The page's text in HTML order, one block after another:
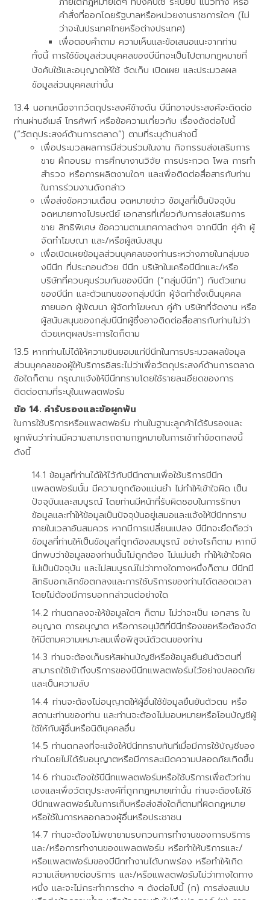
คำสั่งที่ออกโดยรัฐบาลหรือหน่วยงานราชการใดๆ (ไม่
ว่าจะในประเทศไทยหรือต่างประเทศ)
เพื่อตอบคำถาม ความเห็นและข้อเสนอแนะจากท่าน
ทั้งนี้ การใช้ข้อมูลส่วนบุคคลของบีนีทจะเป็นไปตามกฎหมายที่
บังคับใช้และอนุญาตให้ใช้ จัดเก็บ เปิดเผย และประมวลผล
ข้อมูลส่วนบุคคลเท่านั้น
นอกเหนือจากวัตถุประสงค์ข้างต้น บีนีทอาจประสงค์จะติดต่อ
ท่านผ่านอีเมล์ โทรศัพท์ หรือข้อความเกี่ยวกับ เรื่องดังต่อไปนี้
(“วัตถุประสงค์ด้านการตลาด”) ตามที่ระบุด้านล่างนี้
เพื่อประมวลผลการมีส่วนร่วมในงาน กิจกรรมส่งเสริมการ
ขาย ฝึกอบรม การศึกษางานวิจัย การประกวด โพล การทำ
สำรวจ หรือการผลิตงานใดๆ และเพื่อติดต่อสื่อสารกับท่าน
ในการร่วมงานดังกล่าว
เพื่อส่งข้อความเตือน จดหมายข่าว ข้อมูลที่เป็นปัจจุบัน
จดหมายทางไปรษณีย์ เอกสารที่เกี่ยวกับการส่งเสริมการ
ขาย สิทธิพิเศษ ข้อความตามเทศกาลต่างๆ จากบีนีท คู่ค้า ผู้
จัดทำโฆษณา และ/หรือผู้สนับสนุน
เพื่อเปิดเผยข้อมูลส่วนบุคคลของท่านระหว่างภายในกลุ่มขอ
งบีนีท ที่ประกอบด้วย บีนีท บริษัทในเครือบีนีทและ/หรือ
บริษัทที่ควบคุมร่วมกันของบีนีท (“กลุ่มบีนีท”) กับตัวแทน
ของบีนีท และตัวแทนของกลุ่มบีนีท ผู้จัดทำซึ่งเป็นบุคคล
ภายนอก ผู้พัฒนา ผู้จัดทำโฆษณา คู่ค้า บริษัทที่จัดงาน หรือ
ผู้สนับสนุนของกลุ่มบีนีทผู้ซึ่งอาจติดต่อสื่อสารกับท่านไม่ว่า
ด้วยเหตุผลประการใดก็ตาม
หากท่านไม่ได้ให้ความยินยอมแก่บีนีทในการประมวลผลข้อมูล
ส่วนบุคคลของผู้ให้บริการอิสระไม่ว่าเพื่อวัตถุประสงค์ด้านการตลาด
ข้อใดก็ตาม กรุณาแจ้งให้บีนีททราบโดยใช้รายละเอียดของการ
ติดต่อตามที่ระบุในแพลตฟอร์ม
คำรับรองและข้อผูกพัน
ในการใช้บริการหรือแพลตฟอร์ม ท่านในฐานะลูกค้าได้รับรองและ
ผูกพันว่าท่านมีความสามารถตามกฎหมายในการเข้าทำข้อตกลงนี้
ดังนี้
ข้อมูลที่ท่านได้ให้ไว้กับบีนีทตามเพื่อใช้บริการบีนีท
แพลตฟอร์มนั้น มีความถูกต้องแม่นยำ ไม่ทำให้เข้าใจผิด เป็น
ปัจจุบันและสมบูรณ์ โดยท่านมีหน้าที่รับผิดชอบในการรักษา
ข้อมูลและทำให้ข้อมูลเป็นปัจจุบันอยู่เสมอและแจ้งให้บีนีททราบ
ภายในเวลาอันสมควร หากมีการเปลี่ยนแปลง บีนีทจะยึดถือว่า
ข้อมูลที่ท่านให้เป็นข้อมูลที่ถูกต้องสมบูรณ์ อย่างไรก็ตาม หากบี
นีทพบว่าข้อมูลของท่านนั้นไม่ถูกต้อง ไม่แม่นยำ ทำให้เข้าใจผิด
ไม่เป็นปัจจุบัน และไม่สมบูรณ์ไม่ว่าทางใดทางหนึ่งก็ตาม บีนีทมี
สิทธิบอกเลิกข้อตกลงและการใช้บริการของท่านได้ตลอดเวลา
โดยไม่ต้องมีการบอกกล่าวแต่อย่างใด
ท่านตกลงจะให้ข้อมูลใดๆ ก็ตาม ไม่ว่าจะเป็น เอกสาร ใบ
อนุญาต การอนุญาต หรือการอนุมัติที่บีนีทร้องขอหรือต้องจัด
ให้มีตามความเหมาะสมเพื่อพิสูจน์ตัวตนของท่าน
ท่านจะต้องเก็บรหัสผ่านบัญชีหรือข้อมูลยืนยันตัวตนที่
สามารถใช้เข้าถึงบริการของบีนีทแพลตฟอร์มไว้อย่างปลอดภัย
และเป็นความลับ
ท่านจะต้องไม่อนุญาตให้ผู้อื่นใช้ข้อมูลยืนยันตัวตน หรือ
สถานะท่านของท่าน และท่านจะต้องไม่มอบหมายหรือโอนบัญชีผู้
ใช้ให้กับผู้อื่นหรือนิติบุคคลอื่น
ท่านตกลงที่จะแจ้งให้บีนีททราบทันทีเมื่อมีการใช้บัญชีของ
ท่านโดยไม่ได้รับอนุญาตหรือมีการละเมิดความปลอดภัยเกิดขึ้น
ท่านจะต้องใช้บีนีทแพลตฟอร์มหรือใช้บริการเพื่อตัวท่าน
เองและเพื่อวัตถุประสงค์ที่ถูกกฎหมายเท่านั้น ท่านจะต้องไม่ใช้
บีนีทแพลตฟอร์มในการเก็บหรือส่งสิ่งใดก็ตามที่ผิดกฎหมาย
หรือใช้ในการหลอกลวงผู้อื่นหรือประชาชน
ท่านจะต้องไม่พยายามรบกวนการทำงานของการบริการ
และ/หรือการทำงานของแพลตฟอร์ม หรือทำให้บริการและ/
หรือแพลตฟอร์มของบีนีททำงานได้บกพร่อง หรือทำให้เกิด
ความเสียหายต่อบริการ และ/หรือแพลตฟอร์มไม่ว่าทางใดทาง
หนึ่ง และจะไม่กระทำการต่าง ๆ ดังต่อไปนี้ (ก) การส่งสแปม